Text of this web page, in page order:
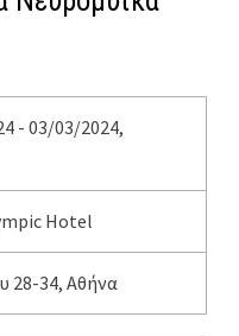
- 03/03/2024,
Hotel
28-34, Αθήνα